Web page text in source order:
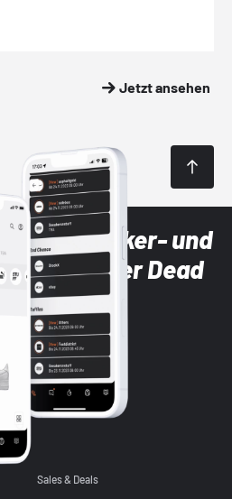
Jetzt ansehen
Sneaker- und
mit der Dead
Sales & Deals